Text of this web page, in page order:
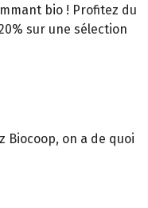
bio ! Profitez du
sur une sélection
Biocoop, on a de quoi